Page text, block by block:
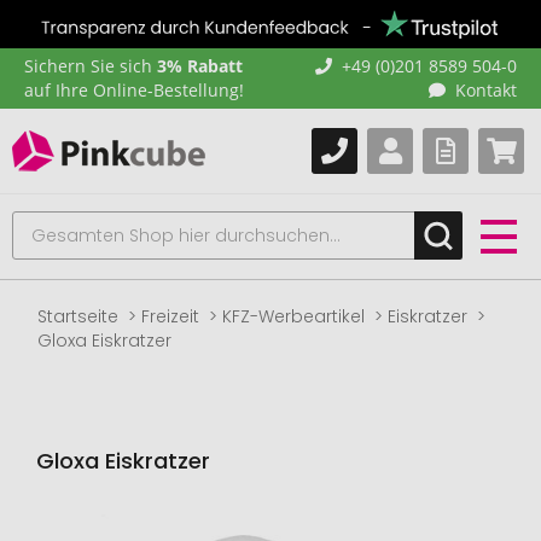
Sichern Sie sich 3% Rabatt
auf Ihre Online-Bestellung!
+49 (0)201 8589 504-0
Kontakt
Startseite Freizeit KFZ-Werbeartikel
Eiskratzer
Gloxa Eiskratzer
Gloxa Eiskratzer